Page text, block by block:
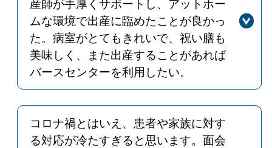
産師が手厚くサポートし、アットホー
ムな環境で出産に臨めたことが良かっ
た。病室がとてもきれいで、祝い膳も
美味しく、また出産することがあれば
バースセンターを利用したい。
回答
ありがとうございます。今後も赤ちゃ
んとお母さんのために、スタッフ一同
努力してまいりますのでよろしくお願
いいたします。
コロナ禍とはいえ、患者や家族に対す
る対応が冷たすぎると思います。面会